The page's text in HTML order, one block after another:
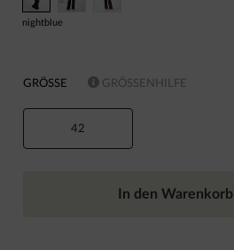
nightblue
GRÖSSE GRÖSSENHILFE
42
In den Warenkorb